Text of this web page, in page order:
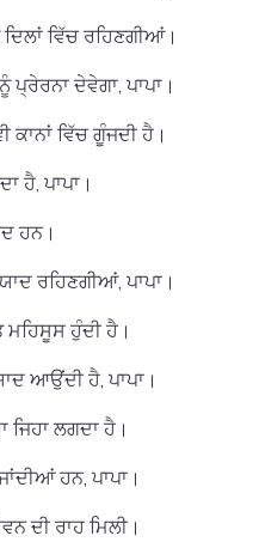
ਦਿਲਾਂ ਵਿੱਚ ਰਹਿਣਗੀਆਂ।
ਦੇਵੇਗਾ, ਪਾਪਾ।
ਕਾਨਾਂ ਵਿੱਚ ਗੂੰਜਦੀ ਹੈ।
ਹੈ, ਪਾਪਾ।
ਹਨ।
ਰਹਿਣਗੀਆਂ, ਪਾਪਾ।
ਮਹਿਸੂਸ ਹੁੰਦੀ ਹੈ।
ਆਉਂਦੀ ਹੈ, ਪਾਪਾ।
ਜਿਹਾ ਲਗਦਾ ਹੈ।
ਹਨ, ਪਾਪਾ।
ਦੀ ਰਾਹ ਮਿਲੀ।